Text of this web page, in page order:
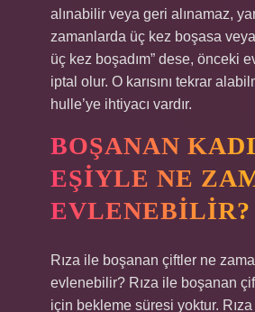
alınabilir veya geri alınamaz,
zamanlarda üç kez boşasa
üç kez boşadım” dese, önceki
iptal olur. O karısını tekrar
hulle’ye ihtiyacı vardır.
BOŞANAN
EŞIYLE NE
EVLENEBILIR?
Rıza ile boşanan çiftler ne
evlenebilir? Rıza ile boşanan
için bekleme süresi yoktur.